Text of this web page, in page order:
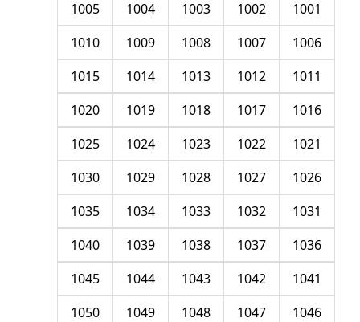
1001
1002
1003
1004
1005
1006
1007
1008
1009
1010
1011
1012
1013
1014
1015
1016
1017
1018
1019
1020
1021
1022
1023
1024
1025
1026
1027
1028
1029
1030
1031
1032
1033
1034
1035
1036
1037
1038
1039
1040
1041
1042
1043
1044
1045
1046
1047
1048
1049
1050